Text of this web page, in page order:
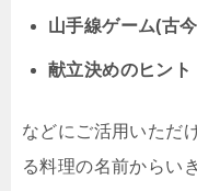
山手線ゲーム(古
献立決めのヒント
などにご活用いただ
る料理の名前からい